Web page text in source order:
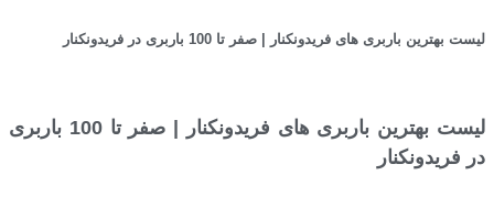
لیست بهترین باربری های فریدونکنار | صفر تا 100 باربری در فریدونکنار
لیست بهترین باربری های فریدونکنار | صفر تا 100 باربری
در فریدونکنار